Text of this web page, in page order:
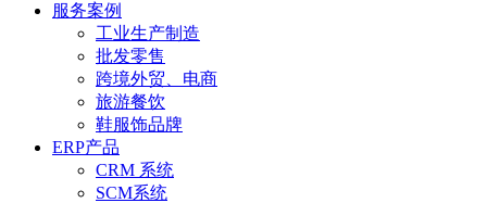
服务案例
工业生产制造
批发零售
跨境外贸、电商
旅游餐饮
鞋服饰品牌
ERP产品
CRM 系统
SCM系统